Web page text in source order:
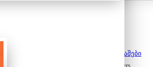
სამაგიდო თამაშები
Uno - Avengers